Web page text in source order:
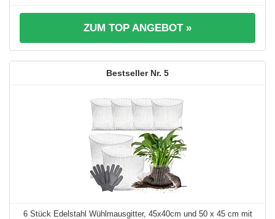
ZUM TOP ANGEBOT »
5
6 Stück Edelstahl Wühlmausgitter, 45x40cm und 50 x 45 cm mit